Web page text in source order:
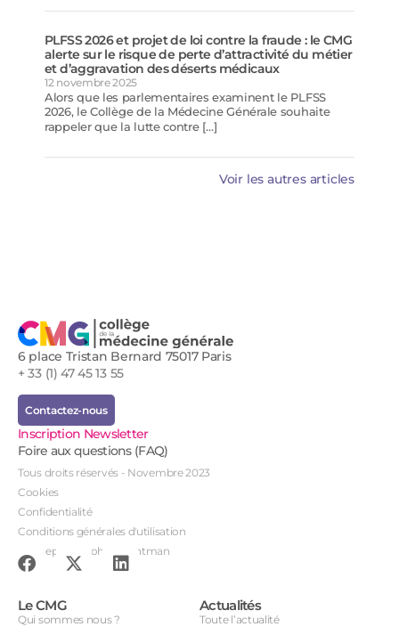
PLFSS 2026 et projet de loi contre la fraude : le CMG
alerte sur le risque de perte d’attractivité du métier
et d’aggravation des déserts médicaux
12 novembre 2025
Alors que les parlementaires examinent le PLFSS
2026, le Collège de la Médecine Générale souhaite
rappeler que la lutte contre […]
Voir les autres articles
6 place Tristan Bernard 75017 Paris
+ 33 (1) 47 45 13 55
Contactez-nous
Inscription Newsletter
Foire aux questions (FAQ)
Tous droits réservés - Novembre 2023
Cookies
Confidentialité
Conditions générales d'utilisation
Conception : John Brightman
Le CMG
Qui sommes nous ?
Actualités
Toute l’actualité